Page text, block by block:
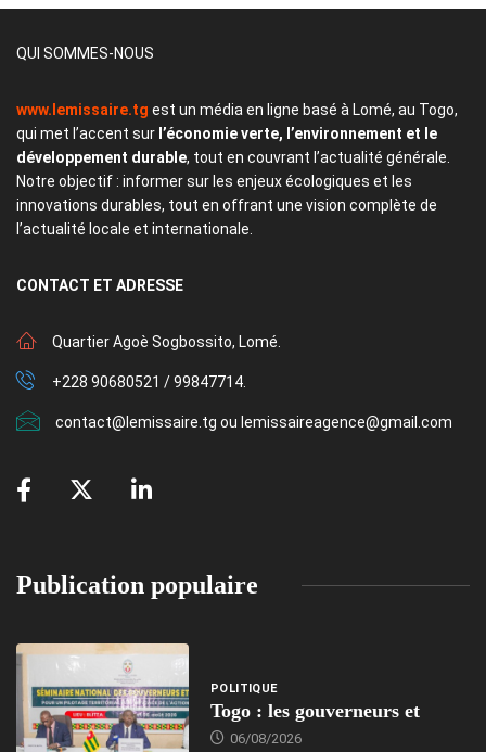
QUI SOMMES-NOUS
www.lemissaire.tg est un média en ligne basé à Lomé, au Togo,
qui met l’accent sur l’économie verte, l’environnement et le
développement durable, tout en couvrant l’actualité générale.
Notre objectif : informer sur les enjeux écologiques et les
innovations durables, tout en offrant une vision complète de
l’actualité locale et internationale.
CONTACT ET ADRESSE
Quartier Agoè Sogbossito, Lomé.
+228 90680521 / 99847714.
contact@lemissaire.tg ou lemissaireagence@gmail.com
Publication populaire
POLITIQUE
Togo : les gouverneurs et
06/08/2026